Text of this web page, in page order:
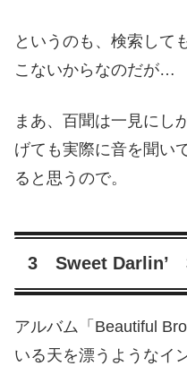
というのも、検索して
こないからなのだが…
まあ、百聞は一見にし
げても実際に音を聞い
ると思うので。
3 Sweet Darlin’
アルバム「Beautiful
いる天を漂うようなイ